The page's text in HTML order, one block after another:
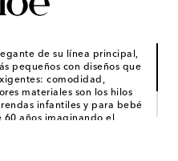
de su línea principal,
pequeños con diseños que
comodidad,
materiales son los hilos
infantiles y para bebé
60 años imaginando el